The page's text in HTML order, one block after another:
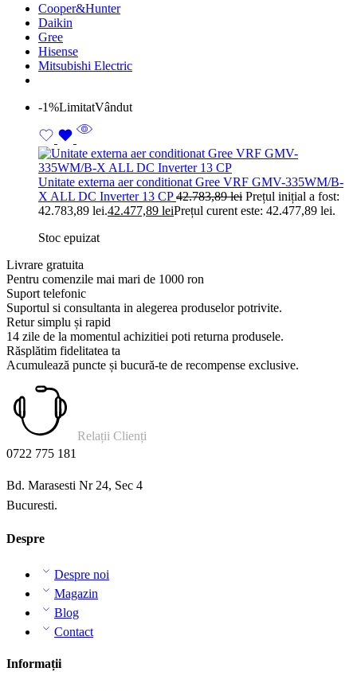
Cooper&Hunter
Daikin
Gree
Hisense
Mitsubishi Electric
-1%LimitatVândut
Unitate externa aer conditionat Gree VRF GMV-335WM/B-
X ALL DC Inverter 13 CP42.783,89lei Prețul inițial a fost:
42.783,89 lei.42.477,89 leiPrețul curent este: 42.477,89 lei.
Stoc epuizat
Livrare gratuita
Pentru comenzile mai mari de 1000 ron
Suport telefonic
Suportul si consultanta in alegerea produselor potrivite.
Retur simplu și rapid
14 zile de la momentul achizitiei poti returna produsele.
Răsplătim fidelitatea ta
Acumulează puncte și bucură-te de recompense exclusive.
Relații Clienți
0722 775 181
Bd. Marasesti Nr 24, Sec 4
Bucuresti.
Despre
Despre noi
Magazin
Blog
Contact
Informații